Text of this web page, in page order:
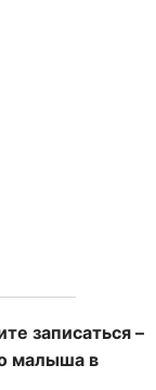
записаться –
малыша в